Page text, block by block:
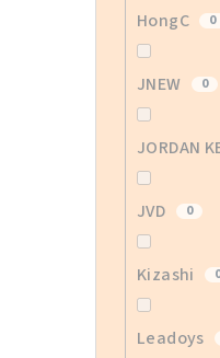
HongC 0
JNEW 0
JORDAN
JVD 0
Kizashi
Leadoys